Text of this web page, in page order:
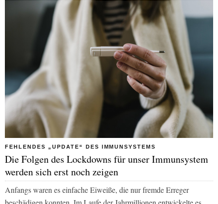
FEHLENDES „UPDATE“ DES IMMUNSYSTEMS
Die Folgen des Lockdowns für unser Immunsystem
werden sich erst noch zeigen
Anfangs waren es einfache Eiweiße, die nur fremde Erreger